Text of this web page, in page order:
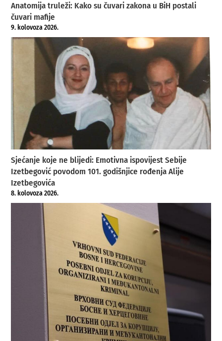
Anatomija truleži: Kako su čuvari zakona u BiH postali
čuvari mafije
9. kolovoza 2026.
Sjećanje koje ne blijedi: Emotivna ispovijest Sebije
Izetbegović povodom 101. godišnjice rođenja Alije
Izetbegovića
8. kolovoza 2026.